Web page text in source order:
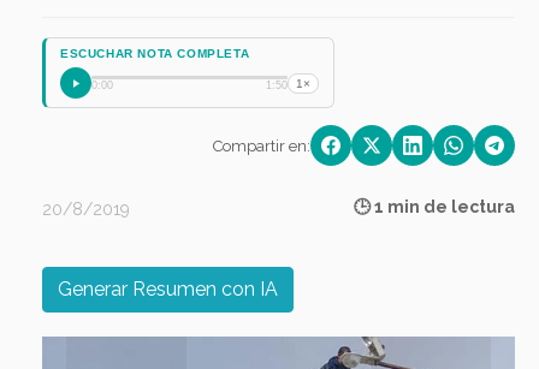
ESCUCHAR NOTA COMPLETA
0:00 1:50 1×
Compartir en:
20/8/2019 🕒 1 min de lectura
Generar Resumen con IA